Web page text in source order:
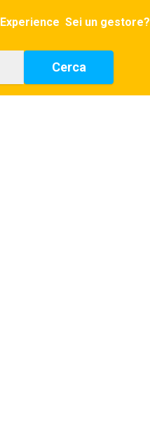
Experience Sei un gestore?
Cerca